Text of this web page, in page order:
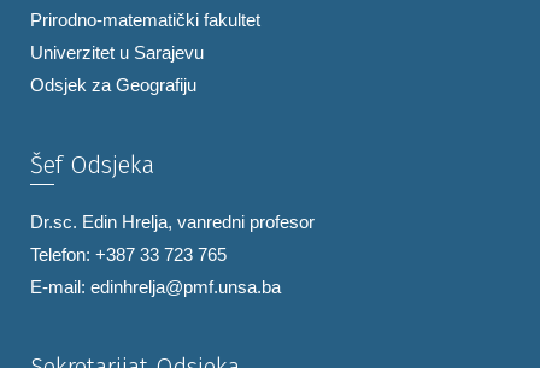
Prirodno-matematički fakultet
Univerzitet u Sarajevu
Odsjek za Geografiju
Šef Odsjeka
Dr.sc. Edin Hrelja, vanredni profesor
Telefon: +387 33 723 765
E-mail: edinhrelja@pmf.unsa.ba